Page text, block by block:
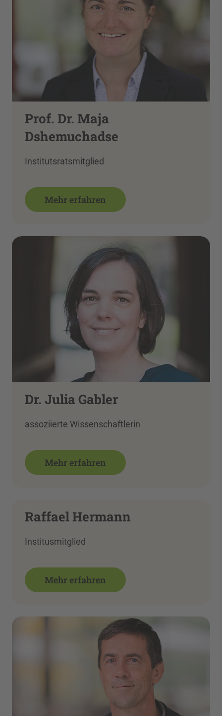
Prof. Dr. Maja
Dshemuchadse
Institutsratsmitglied
Mehr erfahren
Dr. Julia Gabler
assoziierte Wissenschaftlerin
Mehr erfahren
Raffael Hermann
Institusmitglied
Mehr erfahren